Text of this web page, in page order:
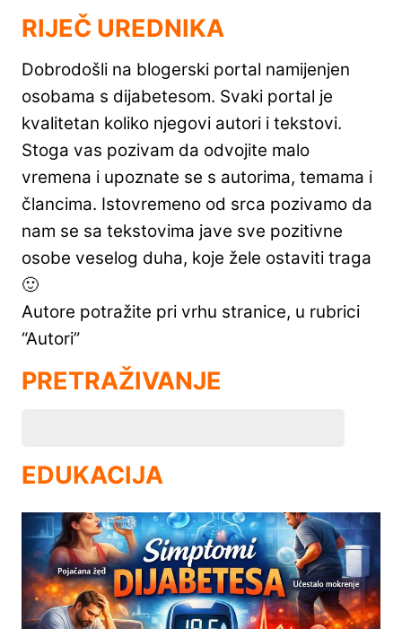
RIJEČ UREDNIKA
Dobrodošli na blogerski portal namijenjen
osobama s dijabetesom. Svaki portal je
kvalitetan koliko njegovi autori i tekstovi.
Stoga vas pozivam da odvojite malo
vremena i upoznate se s autorima, temama i
člancima. Istovremeno od srca pozivamo da
nam se sa tekstovima jave sve pozitivne
osobe veselog duha, koje žele ostaviti traga
🙂
Autore potražite pri vrhu stranice, u rubrici
“Autori”
PRETRAŽIVANJE
EDUKACIJA